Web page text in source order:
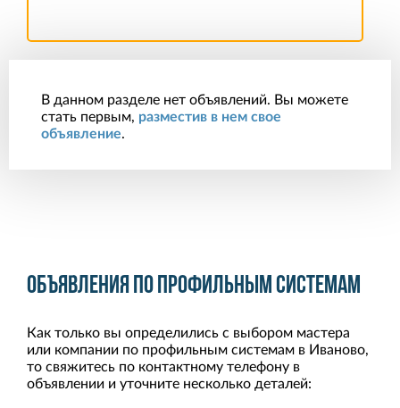
В данном разделе нет объявлений. Вы можете
стать первым, разместив в нем свое
объявление.
Объявления по профильным системам
Как только вы определились с выбором мастера
или компании по профильным системам в Иваново,
то свяжитесь по контактному телефону в
объявлении и уточните несколько деталей: